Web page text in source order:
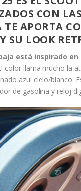
CON
TE APORTA
SU LOOK
está inspirado
color llama mucho la
azul cielo/blanco.
de gasolina y reloj